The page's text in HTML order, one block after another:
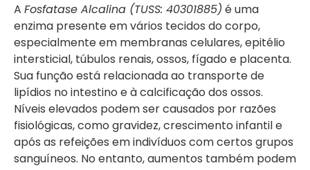
A Fosfatase Alcalina (TUSS: 40301885) é uma
enzima presente em vários tecidos do corpo,
especialmente em membranas celulares, epitélio
intersticial, túbulos renais, ossos, fígado e placenta.
Sua função está relacionada ao transporte de
lipídios no intestino e à calcificação dos ossos.
Níveis elevados podem ser causados por razões
fisiológicas, como gravidez, crescimento infantil e
após as refeições em indivíduos com certos grupos
sanguíneos. No entanto, aumentos também podem